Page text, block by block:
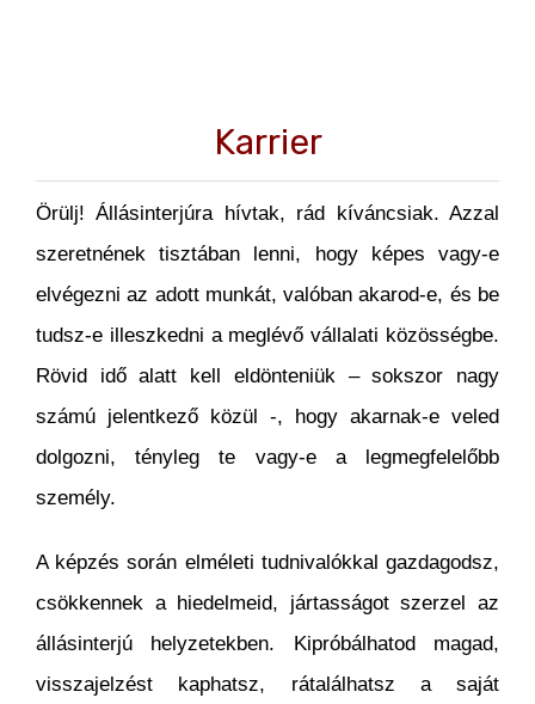
Karrier
Örülj! Állásinterjúra hívtak, rád kíváncsiak. Azzal
szeretnének tisztában lenni, hogy képes vagy-e
elvégezni az adott munkát, valóban akarod-e, és be
tudsz-e illeszkedni a meglévő vállalati közösségbe.
Rövid idő alatt kell eldönteniük – sokszor nagy
számú jelentkező közül -, hogy akarnak-e veled
dolgozni, tényleg te vagy-e a legmegfelelőbb
személy.
A képzés során elméleti tudnivalókkal gazdagodsz,
csökkennek a hiedelmeid, jártasságot szerzel az
állásinterjú helyzetekben. Kipróbálhatod magad,
visszajelzést kaphatsz, rátalálhatsz a saját